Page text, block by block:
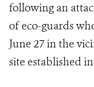
following an
of eco-guards
June 27 in the
site established